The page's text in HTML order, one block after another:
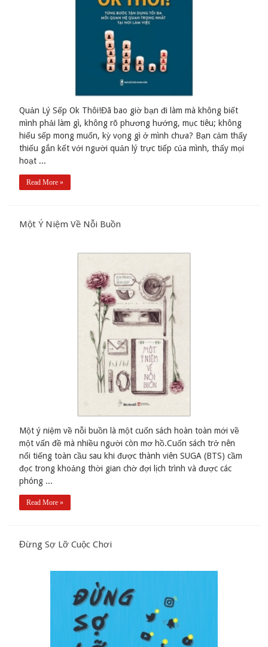
Quản Lý Sếp Ok Thôi!Đã bao giờ bạn đi làm mà không biết
mình phải làm gì, không rõ phương hướng, mục tiêu; không
hiểu sếp mong muốn, kỳ vọng gì ở mình chưa? Bạn cảm thấy
thiếu gắn kết với người quản lý trực tiếp của mình, thấy mọi
hoạt ...
Read More »
Một Ý Niệm Về Nỗi Buồn
Một ý niệm về nỗi buồn là một cuốn sách hoàn toàn mới về
một vấn đề mà nhiều người còn mơ hồ.Cuốn sách trở nên
nổi tiếng toàn cầu sau khi được thành viên SUGA (BTS) cầm
đọc trong khoảng thời gian chờ đợi lịch trình và được các
phóng ...
Read More »
Đừng Sợ Lỡ Cuộc Chơi